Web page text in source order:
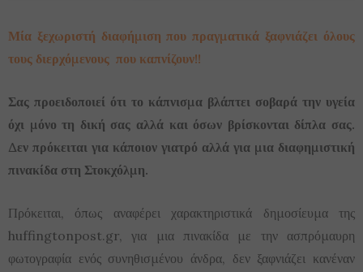
Μία ξεχωριστή διαφήμιση που πραγματικά ξαφνιάζει όλους
τους διερχόμενους που καπνίζουν!!
Σας προειδοποιεί ότι το κάπνισμα βλάπτει σοβαρά την υγεία
όχι μόνο τη δική σας αλλά και όσων βρίσκονται δίπλα σας.
Δεν πρόκειται για κάποιον γιατρό αλλά για μια διαφημιστική
πινακίδα στη Στοκχόλμη.
Πρόκειται, όπως αναφέρει χαρακτηριστικά δημοσίευμα της
huffingtonpost.gr, για μια πινακίδα με την ασπρόμαυρη
φωτογραφία ενός συνηθισμένου άνδρα, δεν ξαφνιάζει κανέναν